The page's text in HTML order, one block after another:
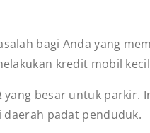
bagi Anda yang
kredit mobil
yang besar untuk parkir.
padat penduduk.